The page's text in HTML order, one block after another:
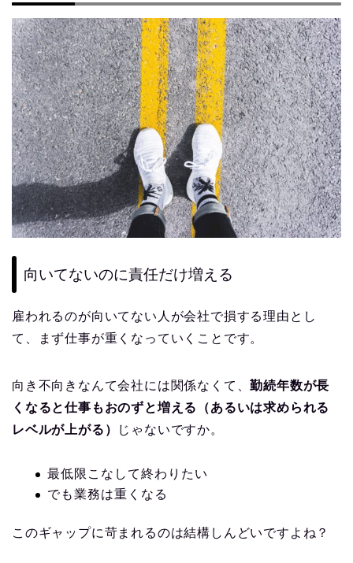
向いてないのに責任だけ増える
雇われるのが向いてない人が会社で損する理由とし
て、まず仕事が重くなっていくことです。
向き不向きなんて会社には関係なくて、勤続年数が長
くなると仕事もおのずと増える（あるいは求められる
レベルが上がる）
じゃないですか。
最低限こなして終わりたい
でも業務は重くなる
このギャップに苛まれるのは結構しんどいですよね？